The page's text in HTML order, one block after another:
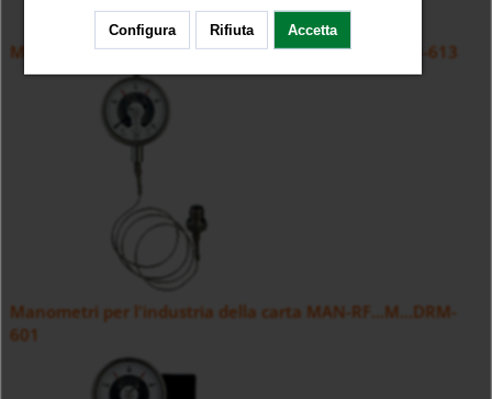
Manometri per l'industria della carta MAN-RF...DRM-613
Manometri per l'industria della carta MAN-RF...M...DRM-
601
Configura Rifiuta Accetta